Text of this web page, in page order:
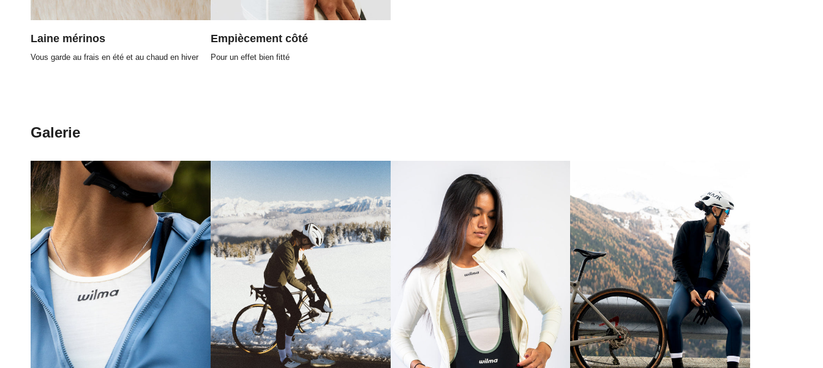
Laine mérinos
Vous garde au frais en été et au chaud en hiver
Empiècement côté
Pour un effet bien fitté
Galerie